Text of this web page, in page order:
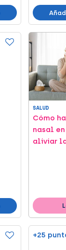
SALUD
Cómo
nasal
aliviar
+25